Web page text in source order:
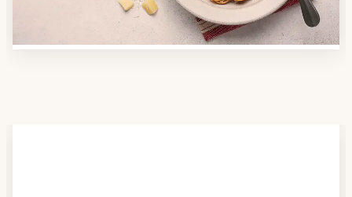
Essen auf Rädern-Kosten.